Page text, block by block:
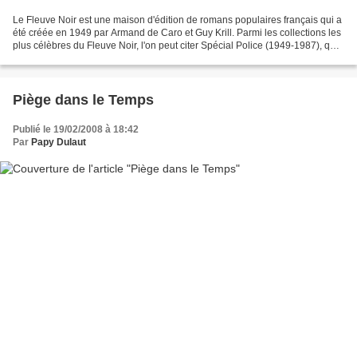
Le Fleuve Noir est une maison d'édition de romans populaires français qui a
été créée en 1949 par Armand de Caro et Guy Krill. Parmi les collections les
plus célèbres du Fleuve Noir, l'on peut citer Spécial Police (1949-1987), qui
Piège dans le Temps
Publié le 19/02/2008 à 18:42
Par Papy Dulaut